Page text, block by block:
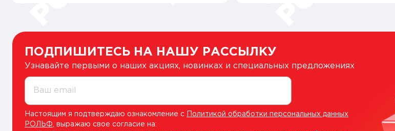
ПОДПИШИТЕСЬ НА НАШУ РАССЫЛКУ
Узнавайте первыми о наших акциях, новинках и специальных предложениях
Ваш email
Настоящим я подтверждаю ознакомление с
Политикой обработки персональных данных
РОЛЬФ , выражаю свое согласие на: